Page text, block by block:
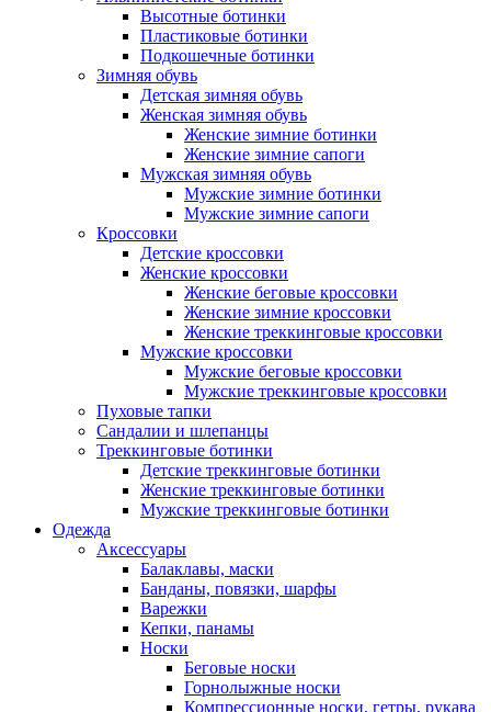
Высотные ботинки
Пластиковые ботинки
Подкошечные ботинки
Зимняя обувь
Детская зимняя обувь
Женская зимняя обувь
Женские зимние ботинки
Женские зимние сапоги
Мужская зимняя обувь
Мужские зимние ботинки
Мужские зимние сапоги
Кроссовки
Детские кроссовки
Женские кроссовки
Женские беговые кроссовки
Женские зимние кроссовки
Женские треккинговые кроссовки
Мужские кроссовки
Мужские беговые кроссовки
Мужские треккинговые кроссовки
Пуховые тапки
Сандалии и шлепанцы
Треккинговые ботинки
Детские треккинговые ботинки
Женские треккинговые ботинки
Мужские треккинговые ботинки
Одежда
Аксессуары
Балаклавы, маски
Банданы, повязки, шарфы
Варежки
Кепки, панамы
Носки
Беговые носки
Горнолыжные носки
Компрессионные носки, гетры, рукава